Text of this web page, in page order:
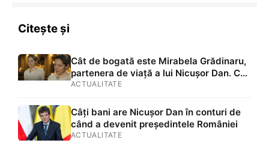
Citește și
Cât de bogată este Mirabela Grădinaru,
partenera de viață a lui Nicușor Dan. Ce
găsim în declarația de avere: terenuri în
două mașini, acțiuni Renault și un
împrumut de peste 116.000 de lei
acordat unei asociații
ACTUALITATE
Câți bani are Nicușor Dan în conturi de
când a devenit președintele României
ACTUALITATE